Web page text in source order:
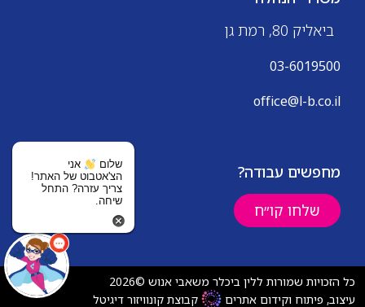
ביאליק 80, רמת גן
03-6019500
office@l-b.co.il
מחפשים עבודה?
שלחו קו״ח
כל הזכויות שמורות ללין ביכלר משאבי אנוש ©2026
עיצוב, פיתוח וקידום אתרים
קבוצת קונוויזור דיגיטל
שלום
אני
הצ'אטבוט של האתר!
צריך עזרה? התחל
שיחה.